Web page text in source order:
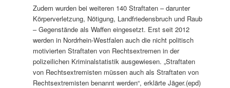
Zudem wurden bei weiteren 140 Straftaten – darunter
Körperverletzung, Nötigung, Landfriedensbruch und Raub
– Gegenstände als Waffen eingesetzt. Erst seit 2012
werden in Nordrhein-Westfalen auch die nicht politisch
motivierten Straftaten von Rechtsextremen in der
polizeilichen Kriminalstatistik ausgewiesen. „Straftaten
von Rechtsextremisten müssen auch als Straftaten von
Rechtsextremisten benannt werden“, erklärte Jäger.(epd)